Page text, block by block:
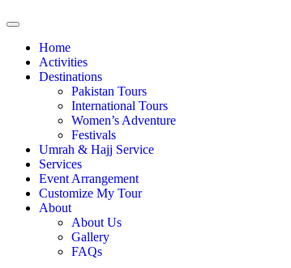
Home
Activities
Destinations
Pakistan Tours
International Tours
Women’s Adventure
Festivals
Umrah & Hajj Service
Services
Event Arrangement
Customize My Tour
About
About Us
Gallery
FAQs